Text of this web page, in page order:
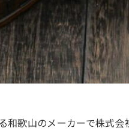
和歌山のメーカーで株式